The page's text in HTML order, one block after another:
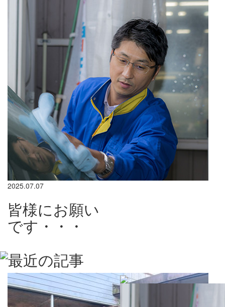
2025.07.07
皆様にお願い
です・・・